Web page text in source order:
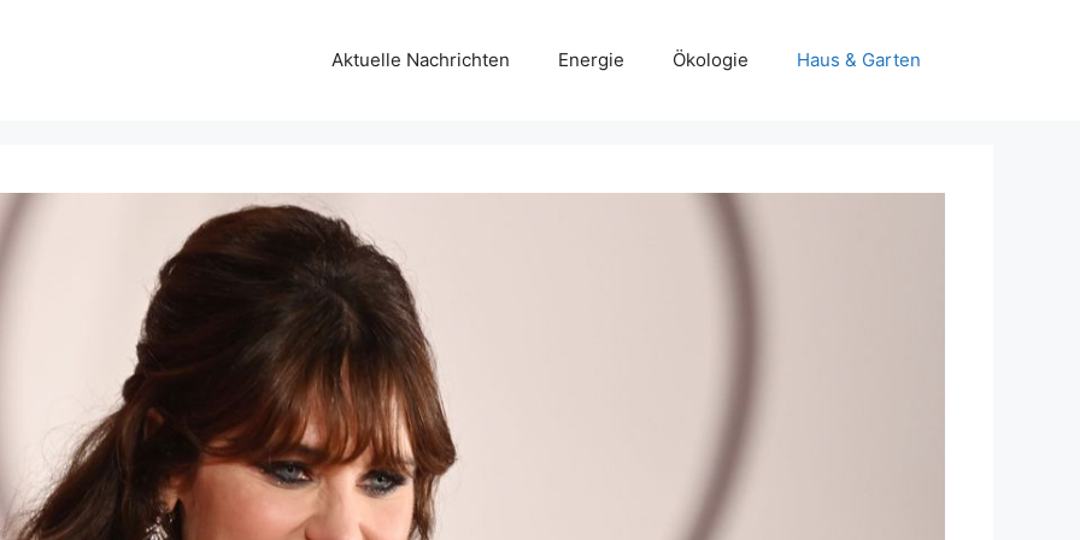
Aktuelle Nachrichten Energie Ökologie Haus & Garten